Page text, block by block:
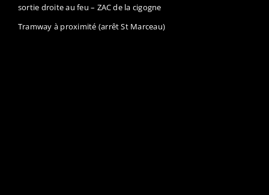
sortie droite au feu – ZAC de la cigogne
Tramway à proximité (arrêt St Marceau)